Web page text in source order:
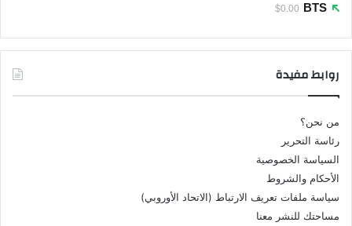
BTS
$0.00
روابط مفيدة
من نحن؟
رئاسة التحرير
السياسة الخصوصية
الأحكام والشروط
سياسة ملفات تعريف الارتباط (الاتحاد الأوروبي)
مساحتك للنشر معنا